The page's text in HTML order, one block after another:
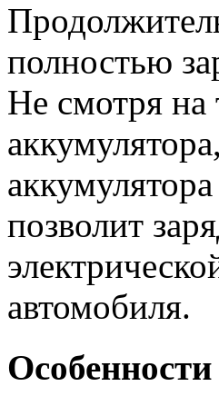
полностью
Не смотря на
позволит
автомобиля.
Особенности